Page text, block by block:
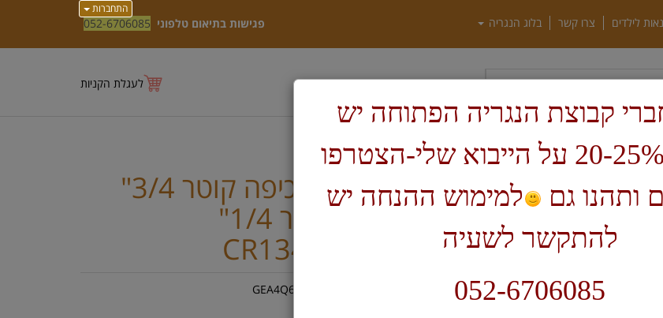
התחברות
לילדים צרו קשר בלוג הנגריה פגישות בתיאום טלפוני 052-6706085
חיפוש לעגלת הקניות
דיסקים וכרסומים של חברת SABURR-מארה"ב
דיסק כיפה קוטר 3/4"
עם ציר 1/4"
CR134132
GEA4Q6XBRD
קבוצת הנגריה הפתוחה יש
הנחות 20-25% על הייבוא שלי-הצטרפו
ותהנו גם
למימוש ההנחה יש
להתקשר לשעיה
052-6706085